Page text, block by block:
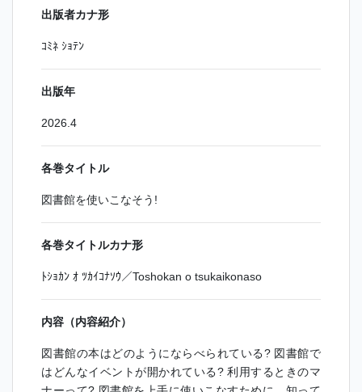
出版者カナ形
ｺﾐﾈ ｼｮﾃﾝ
出版年
2026.4
各巻タイトル
図書館を使いこなそう!
各巻タイトルカナ形
ﾄｼｮｶﾝ ｵ ﾂｶｲｺﾅｿｳ／Toshokan o tsukaikonaso
内容（内容紹介）
図書館の本はどのようにならべられている? 図書館で
はどんなイベントが開かれている? 利用するときのマ